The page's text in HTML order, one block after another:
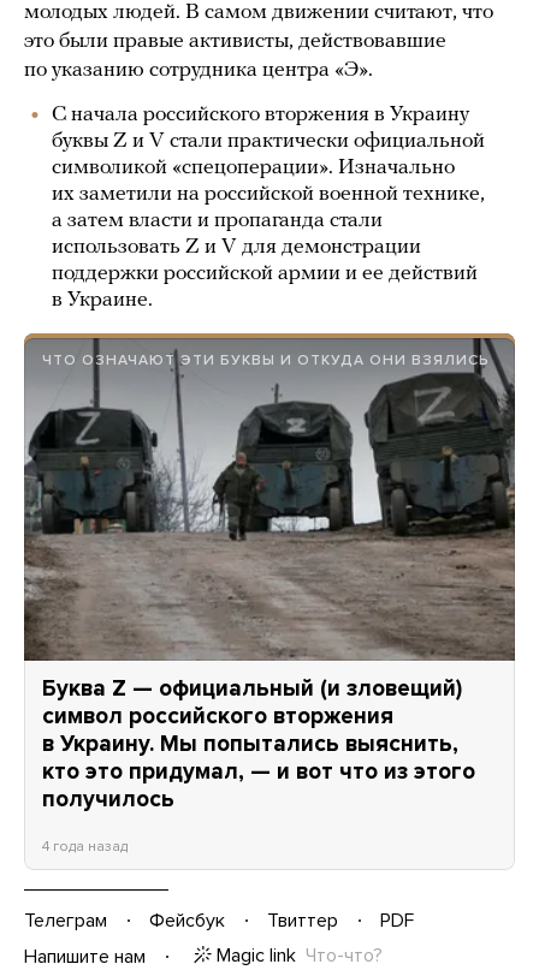
молодых людей. В самом движении считают, что
это были правые активисты, действовавшие
по указанию сотрудника центра «Э».
С начала российского вторжения в Украину
буквы Z и V стали практически официальной
символикой «спецоперации». Изначально
их заметили на российской военной технике,
а затем власти и пропаганда стали
использовать Z и V для демонстрации
поддержки российской армии и ее действий
в Украине.
ЧТО ОЗНАЧАЮТ ЭТИ БУКВЫ И ОТКУДА ОНИ ВЗЯЛИСЬ
Буква Z — официальный (и зловещий)
символ российского вторжения
в Украину. Мы попытались выяснить,
кто это придумал, — и вот что из этого
получилось
4 года назад
Телеграм Фейсбук Твиттер
PDF
Напишите нам
Magic link Что-что?